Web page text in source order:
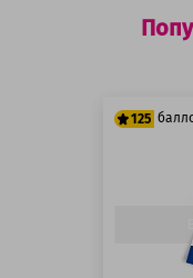
125
125
125